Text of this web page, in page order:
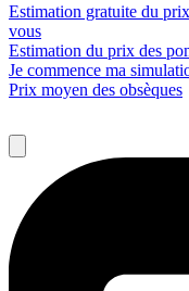
Estimation gratuite du
vous
Estimation du prix des
Je commence ma
Prix moyen des obsèques